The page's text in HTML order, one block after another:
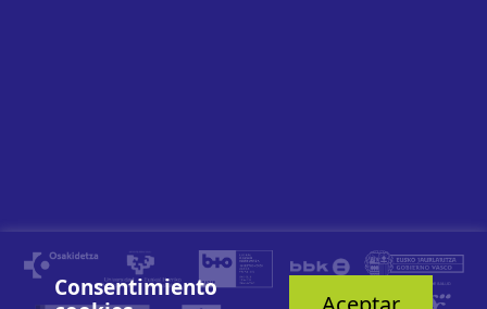
Consentimiento